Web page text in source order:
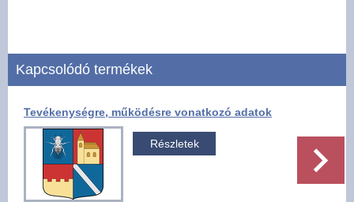
Közérdekű adatok -
Galéria
Pályázatok
Kapcsolódó termékek
Tevékenységre, működésre vonatkozó adatok
Részletek